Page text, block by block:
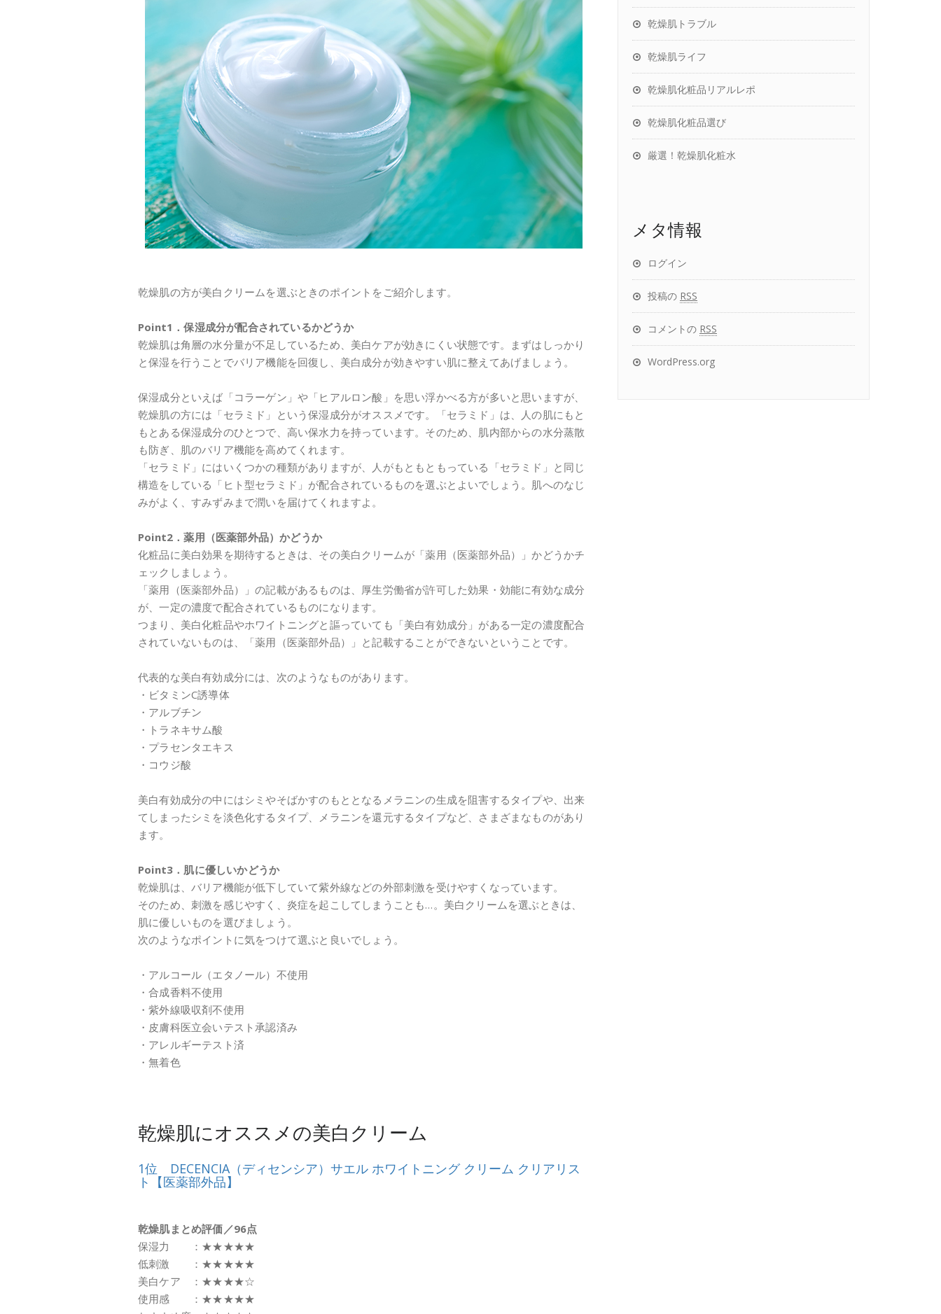
乾燥肌の方が美白クリームを選ぶときのポイントをご紹介します。
Point1．保湿成分が配合されているかどうか
乾燥肌は角層の水分量が不足しているため、美白ケアが効きにくい状態です。まずはしっかり
と保湿を行うことでバリア機能を回復し、美白成分が効きやすい肌に整えてあげましょう。
保湿成分といえば「コラーゲン」や「ヒアルロン酸」を思い浮かべる方が多いと思いますが、
乾燥肌の方には「セラミド」という保湿成分がオススメです。「セラミド」は、人の肌にもと
もとある保湿成分のひとつで、高い保水力を持っています。そのため、肌内部からの水分蒸散
も防ぎ、肌のバリア機能を高めてくれます。
「セラミド」にはいくつかの種類がありますが、人がもともともっている「セラミド」と同じ
構造をしている「ヒト型セラミド」が配合されているものを選ぶとよいでしょう。肌へのなじ
みがよく、すみずみまで潤いを届けてくれますよ。
Point2．薬用（医薬部外品）かどうか
化粧品に美白効果を期待するときは、その美白クリームが「薬用（医薬部外品）」かどうかチ
ェックしましょう。
「薬用（医薬部外品）」の記載があるものは、厚生労働省が許可した効果・効能に有効な成分
が、一定の濃度で配合されているものになります。
つまり、美白化粧品やホワイトニングと謳っていても「美白有効成分」がある一定の濃度配合
されていないものは、「薬用（医薬部外品）」と記載することができないということです。
代表的な美白有効成分には、次のようなものがあります。
・ビタミンC誘導体
・アルブチン
・トラネキサム酸
・プラセンタエキス
・コウジ酸
美白有効成分の中にはシミやそばかすのもととなるメラニンの生成を阻害するタイプや、出来
てしまったシミを淡色化するタイプ、メラニンを還元するタイプなど、さまざまなものがあり
ます。
Point3．肌に優しいかどうか
乾燥肌は、バリア機能が低下していて紫外線などの外部刺激を受けやすくなっています。
そのため、刺激を感じやすく、炎症を起こしてしまうことも…。美白クリームを選ぶときは、
肌に優しいものを選びましょう。
次のようなポイントに気をつけて選ぶと良いでしょう。
・アルコール（エタノール）不使用
・合成香料不使用
・紫外線吸収剤不使用
・皮膚科医立会いテスト承認済み
・アレルギーテスト済
・無着色
乾燥肌にオススメの美白クリーム
1位 DECENCIA（ディセンシア）サエル ホワイトニング クリーム クリアリス
ト【医薬部外品】
乾燥肌まとめ評価／96点
保湿力 ：★★★★★
低刺激 ：★★★★★
美白ケア ：★★★★☆
使用感 ：★★★★★
乾燥肌トラブル
乾燥肌ライフ
乾燥肌化粧品リアルレポ
乾燥肌化粧品選び
厳選！乾燥肌化粧水
メタ情報
ログイン
投稿の RSS
コメントの RSS
WordPress.org